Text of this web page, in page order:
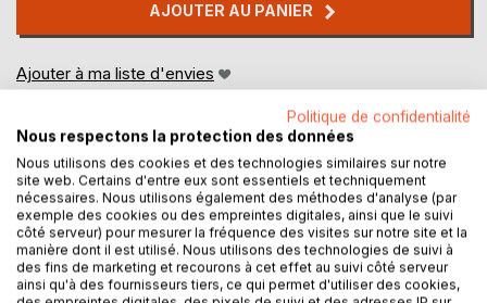
AJOUTER AU PANIER
Ajouter à ma liste d'envies
DESCRIPTION
Politique de confidentialité
Nous respectons la protection des données
Nous utilisons des cookies et des technologies similaires sur notre
site web. Certains d'entre eux sont essentiels et techniquement
nécessaires. Nous utilisons également des méthodes d'analyse (par
exemple des cookies ou des empreintes digitales, ainsi que le suivi
côté serveur) pour mesurer la fréquence des visites sur notre site et la
manière dont il est utilisé. Nous utilisons des technologies de suivi à
des fins de marketing et recourons à cet effet au suivi côté serveur
ainsi qu'à des fournisseurs tiers, ce qui permet d'utiliser des cookies,